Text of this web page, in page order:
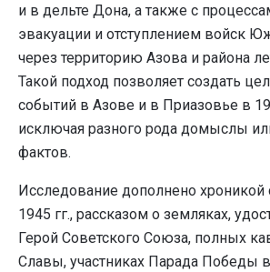
и в дельте Дона, а также с
эвакуации и отступлением войск
через территорию Азова и района
Такой подход позволяет создать
событий в Азове и в Приазовье в
исключая разного рода домыслы
фактов.
Исследование дополнено хроникой
1945 гг., рассказом о земляках,
Герой Советского Союза, полных
Славы, участниках Парада Победы